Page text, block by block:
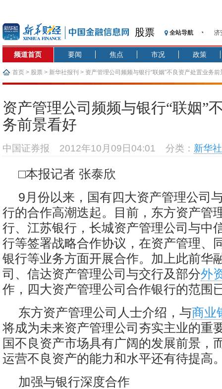
股票 全站导航
济
【
【
济
沥
频道首页 要闻 焦点 市况 政策
首页 > 股票 > 新华社报刊 > 资产管理公司频频与银行“联姻”不良资产处置业务前
资产管理公司频频与银行“联姻”
务前景看好
中国证券报 2012年10月09日04:01 分类： 新华
□本报记者 张泰欣
9月份以来，国有四大资产管理公司
行的合作高潮迭起。目前，东方资产管
行、江苏银行，长城资产管理公司与中
行等签署战略合作协议，在资产管理、
银行等业务方面开展合作。加上此前华
司、信达资产管理公司与交行及部分外
作，四大资产管理公司合作银行的范围
东方资产管理公司人士介绍，与商业
将成为未来资产管理公司夯实主业的重
国不良资产市场具有广阔的发展前景，
运营不良资产的能力和水平还有待提高
加强与银行深度合作